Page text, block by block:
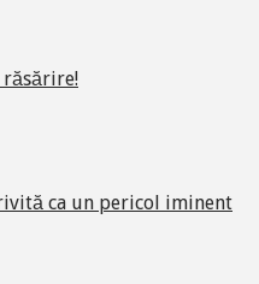
răsărire!
ca un pericol iminent